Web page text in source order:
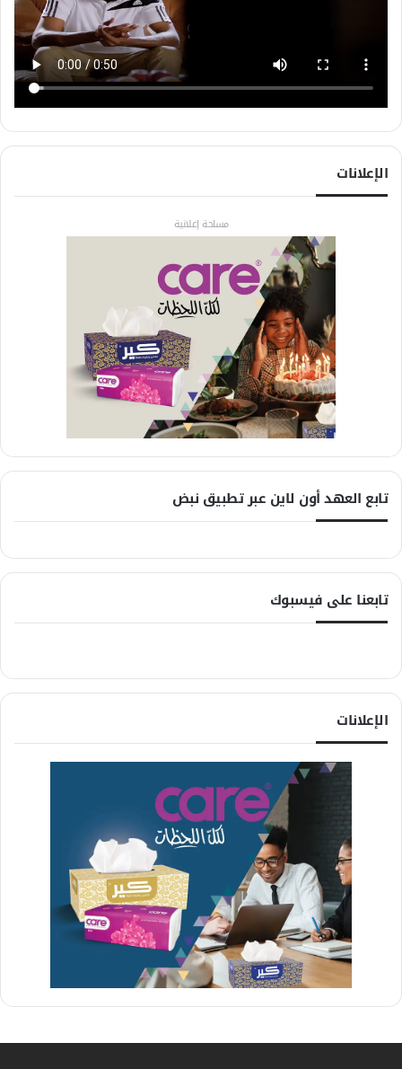
الإعلانات
مساحة إعلانية
تابع العهد أون لاين عبر تطبيق نبض
تابعنا على فيسبوك
الإعلانات